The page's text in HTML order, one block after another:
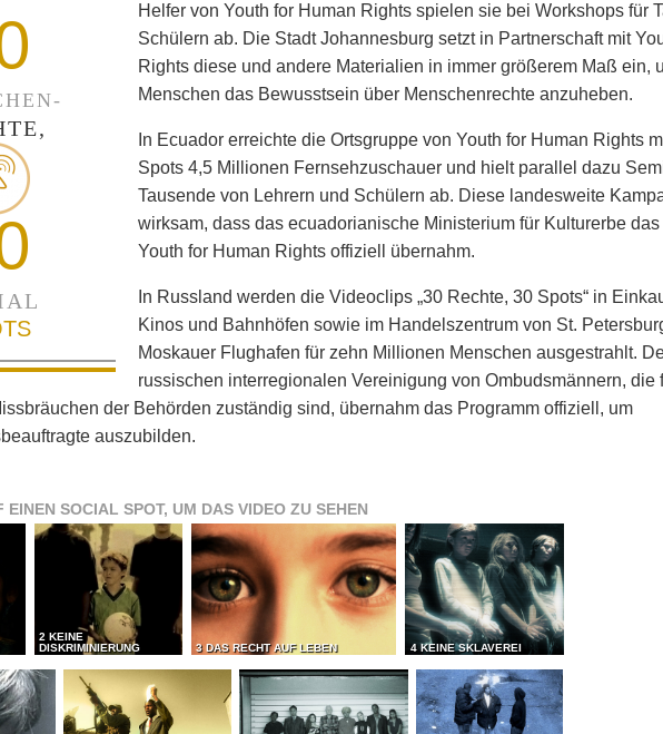
Helfer von Youth for Human Rights spielen sie bei Workshops für
Schülern ab. Die Stadt Johannesburg setzt in Partnerschaft mit
Rights diese und andere Materialien in immer größerem Maß ein,
Menschen das Bewusstsein über Menschenrechte anzuheben.
In Ecuador erreichte die Ortsgruppe von Youth for Human Rights
Spots 4,5 Millionen Fernsehzuschauer und hielt parallel dazu
Tausende von Lehrern und Schülern ab. Diese landesweite
wirksam, dass das ecuadorianische Ministerium für Kulturerbe
Youth for Human Rights offiziell übernahm.
In Russland werden die Videoclips „30 Rechte, 30 Spots“ in
Kinos und Bahnhöfen sowie im Handelszentrum von St.
Moskauer Flughafen für zehn Millionen Menschen ausgestrahlt.
russischen interregionalen Vereinigung von Ombudsmännern, die
der Behörden zuständig sind, übernahm das Programm offiziell, um
auszubilden.
EINEN SOCIAL SPOT, UM DAS VIDEO ZU SEHEN
2 KEINE
DISKRIMINIERUNG
3 DAS RECHT AUF LEBEN 4 KEINE SKLAVEREI